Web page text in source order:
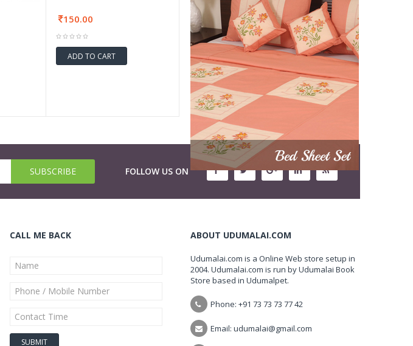
150.00
ADD TO CART
FOLLOW US ON
CALL ME BACK ABOUT UDUMALAI.COM
Udumalai.com is a Online Web store setup in
2004. Udumalai.com is run by Udumalai Book
Store based in Udumalpet.
Phone: +91 73 73 73 77 42
Email: udumalai@gmail.com